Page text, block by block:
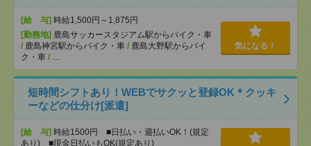
[給 与] 時給1,500円～1,875円
[勤務地] 鹿島サッカースタジアム駅からバイク・車
/ 鹿島神宮駅からバイク・車 / 鹿島大野駅からバイ
ク・車 /
気になる！
短時間シフトあり！WEBでサクッと登録OK＊クッキ
ーなどの仕分け[派遣]
[給 与] 時給1500円 ■日払い・週払いOK！(規定
あり) ■現金日払いもOK(規定あり)